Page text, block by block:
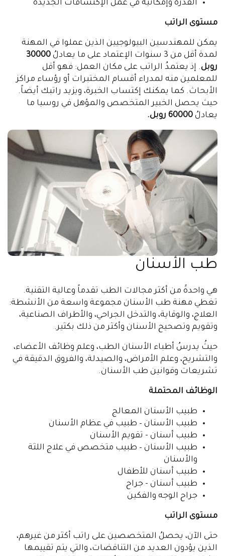
القدرة وإمكانية في عمل الإكتشافات الجديدة
مستوى الراتب
يمكن للمهندسين البيولوجيين الذين عملوا في المهنة
لمدة أقل من 3 سنوات الإعتماد على ما يعادلُ
30000
روبل. إذ يعتمدُ الراتب على مكان العمل: فهو أقل
للمعلمين منه لمدراء أقسام المختبرات أو رؤساء مراكز
الأبحاث. كما يمكنك إكتساب الخبرة، ويزيد راتبك أيضاً.
حيث يحصل الخبير المتخصص والمؤهل في روسيا ما
يعادلُ 60000 روبل.
طب الأسنان
هي واحدةً من أكثر مجالات الطب تقدماً وعالية التقنية.
تغطي مهنة طب الأسنان مجموعة واسعة من الأنشطة:
العلاج، والوقاية، والتدخل الجراحي، والأطراف الصناعية،
وتقويم وتصحيح الأسنان وأكثر من ذلك بكثير.
حيثُ يدرسُ أطباء الأسنان الطب، وعلم وظائف الأعضاء،
والتشريح، وعلم الأمراض، والصيدلة، والفروق الدقيقة في
تشريعات وقوانين طب الأسنان.
الوظائف المحتملة
طبيب الأسنان المعالج
طبيب الأسنان – طبيب في عظام الأسنان
طبيب أسنان - تقويم الأسنان
طبيب الأسنان – طبيب متخصص في علاج اللثة
والأسنان
طبيب أسنان للأطفال
طبيب أسنان - جراح
جراح الوجه والفكين
مستوى الراتب
حتى الآن، يحصلُ المتخصصين على راتب أكثر من غيرهم،
الذين يؤدون العديد من التناقضات، والتي يتم تقييمها